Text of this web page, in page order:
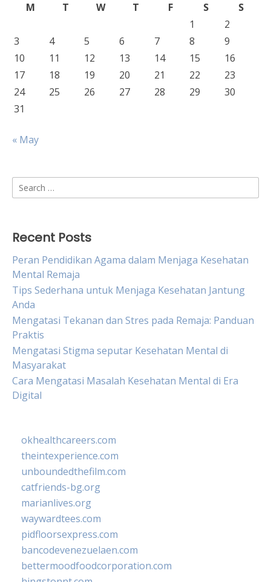
M
T W T F S
S
1
2
3
4 5 6 7 8
9
10
11 12 13 14 15
16
17
18 19 20 21 22
23
24
25 26 27 28 29
30
31
« May
Search
for:
Recent Posts
Peran Pendidikan Agama dalam Menjaga Kesehatan
Mental Remaja
Tips Sederhana untuk Menjaga Kesehatan Jantung
Anda
Mengatasi Tekanan dan Stres pada Remaja: Panduan
Praktis
Mengatasi Stigma seputar Kesehatan Mental di
Masyarakat
Cara Mengatasi Masalah Kesehatan Mental di Era
Digital
okhealthcareers.com
theintexperience.com
unboundedthefilm.com
catfriends-bg.org
marianlives.org
waywardtees.com
pidfloorsexpress.com
bancodevenezuelaen.com
bettermoodfoodcorporation.com